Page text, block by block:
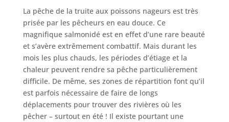
La pêche de la truite aux poissons nageurs est très
prisée par les pêcheurs en eau douce. Ce
magnifique salmonidé est en effet d’une rare beauté
et s’avère extrêmement combattif. Mais durant les
mois les plus chauds, les périodes d’étiage et la
chaleur peuvent rendre sa pêche particulièrement
difficile. De même, ses zones de répartition font qu’il
est parfois nécessaire de faire de longs
déplacements pour trouver des rivières où les
pêcher – surtout en été ! Il existe pourtant une